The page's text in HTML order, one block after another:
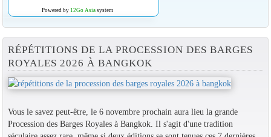
Powered by 12Go Asiasystem
RÉPÉTITIONS DE LA PROCESSION DES BARGES
ROYALES 2026 À BANGKOK
Vous le savez peut-être, le 6 novembre prochain aura lieu la grande
Procession des Barges Royales à Bangkok. Il s'agit d'une tradition